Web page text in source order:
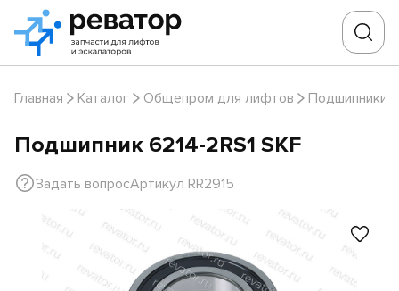
Главная Каталог Общепром для лифтов Подшипники
Подшипник 6214-2RS1 SKF
Задать вопросАртикул RR2915